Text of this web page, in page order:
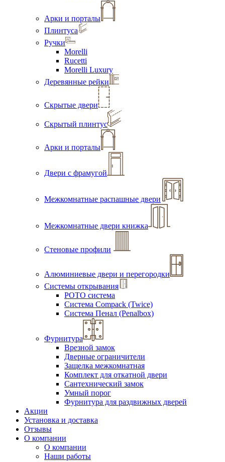
Арки и порталы
Плинтуса
Ручки
Morelli
Rucetti
Morelli Luxury
Деревянные рейки
Скрытые двери
Скрытый плинтус
Арки и порталы
Двери с фрамугой
Межкомнатные распашные двери
Межкомнатные двери книжка
Стеновые профили
Алюминиевые двери и перегородки
Системы открывания
РОТО система
Система Compack (Twice)
Система Пенал (Penalbox)
Фурнитура
Врезной замок
Дверные ограничители
Защелка межкомнатная
Комплект для откатной двери
Сантехнический замок
Умный порог
Фурнитура для раздвижных дверей
Акции
Установка и доставка
Отзывы
О компании
О компании
Наши работы